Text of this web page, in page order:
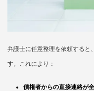
弁護士に任意整理を依頼すると
す。これにより：
債権者からの直接連絡が